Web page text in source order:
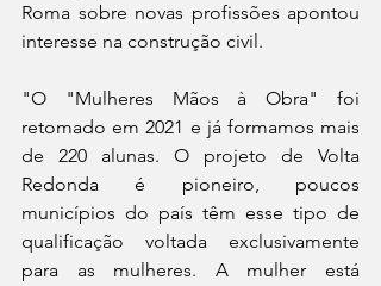
Roma sobre novas profissões apontou
interesse na construção civil.
"O "Mulheres Mãos à Obra" foi
retomado em 2021 e já formamos mais
de 220 alunas. O projeto de Volta
Redonda é pioneiro, poucos
municípios do país têm esse tipo de
qualificação voltada exclusivamente
para as mulheres. A mulher está